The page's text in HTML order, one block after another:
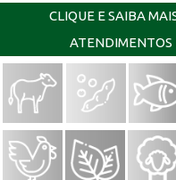
CLIQUE E SAIBA
ATENDIMENTOS